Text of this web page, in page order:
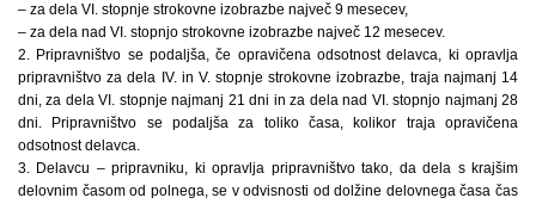
– za dela VI. stopnje strokovne izobrazbe največ 9 mesecev,
– za dela nad VI. stopnjo strokovne izobrazbe največ 12 mesecev.
2. Pripravništvo se podaljša, če opravičena odsotnost delavca, ki opravlja
pripravništvo za dela IV. in V. stopnje strokovne izobrazbe, traja najmanj 14
dni, za dela VI. stopnje najmanj 21 dni in za dela nad VI. stopnjo najmanj 28
dni. Pripravništvo se podaljša za toliko časa, kolikor traja opravičena
odsotnost delavca.
3. Delavcu – pripravniku, ki opravlja pripravništvo tako, da dela s krajšim
delovnim časom od polnega, se v odvisnosti od dolžine delovnega časa čas